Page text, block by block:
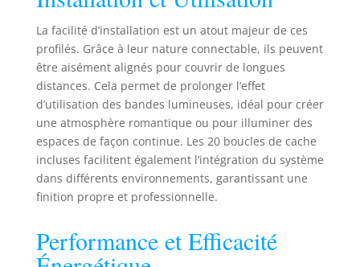
déformation. La
couche anodisée
offre une
excellente isolation
et réduit les
risques de court-
circuit. Le système
de montage
compact à clips
protège les rubans
LED contre la
l'humidité et
l'oxydation. De
La facilité d’installation est un atout majeur de ces
profilés. Grâce à leur nature connectable, ils peuvent
être aisément alignés pour couvrir de longues
distances. Cela permet de prolonger l’effet
d’utilisation des bandes lumineuses, idéal pour créer
une atmosphère romantique ou pour illuminer des
espaces de façon continue. Les 20 boucles de cache
incluses facilitent également l’intégration du système
dans différents environnements, garantissant une
finition propre et professionnelle.
Performance et Efficacité